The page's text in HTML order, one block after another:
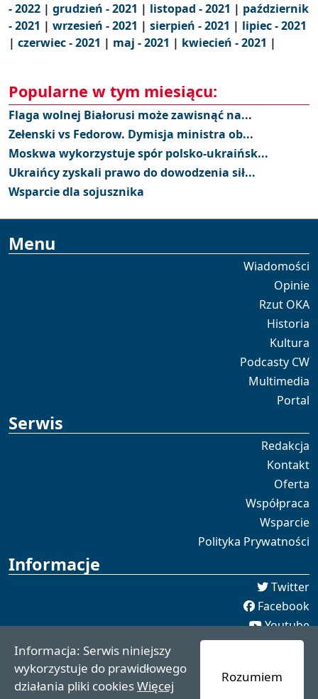
- 2022 | grudzień - 2021 | listopad - 2021 | październik
- 2021 | wrzesień - 2021 | sierpień - 2021 | lipiec - 2021
| czerwiec - 2021 | maj - 2021 | kwiecień - 2021 |
Popularne w tym miesiącu:
Flaga wolnej Białorusi może zawisnąć na...
Zełenski vs Fedorow. Dymisja ministra ob...
Moskwa wykorzystuje spór polsko-ukraińsk...
Ukraińcy zyskali prawo do dowodzenia sił...
Wsparcie dla sojusznika
Menu
Wiadomości
Opinie
Rzut OKA
Historia
Kultura
Podcasty CW
Multimedia
Portal
Serwis
Redakcja
Kontakt
Oferta
Współpraca
Wsparcie
Polityka Prywatności
Informacje
Twitter
Facebook
Youtube
Spotify
redakcja [[]] czaswschodni.pl
czaswschodni.pl 2021 - 2025
Informacja: Serwis niniejszy
wykorzystuje do prawidłowego
działania pliki cookiesWięcej
Rozumiem